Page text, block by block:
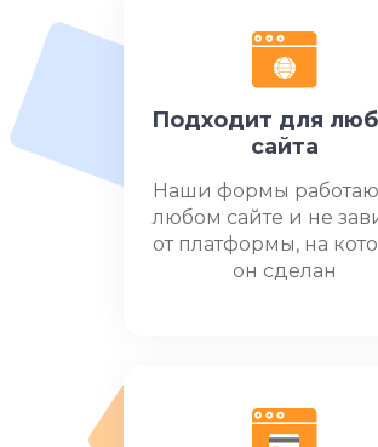
Подходит для
сайта
Наши формы
любом сайте и не
от платформы, на
он сделан